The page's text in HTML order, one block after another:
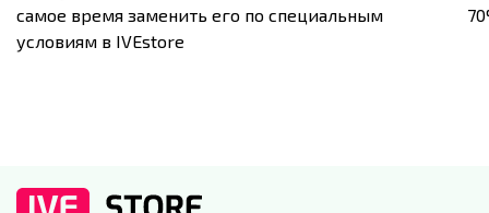
самое время заменить его по специальным
условиям в IVEstore